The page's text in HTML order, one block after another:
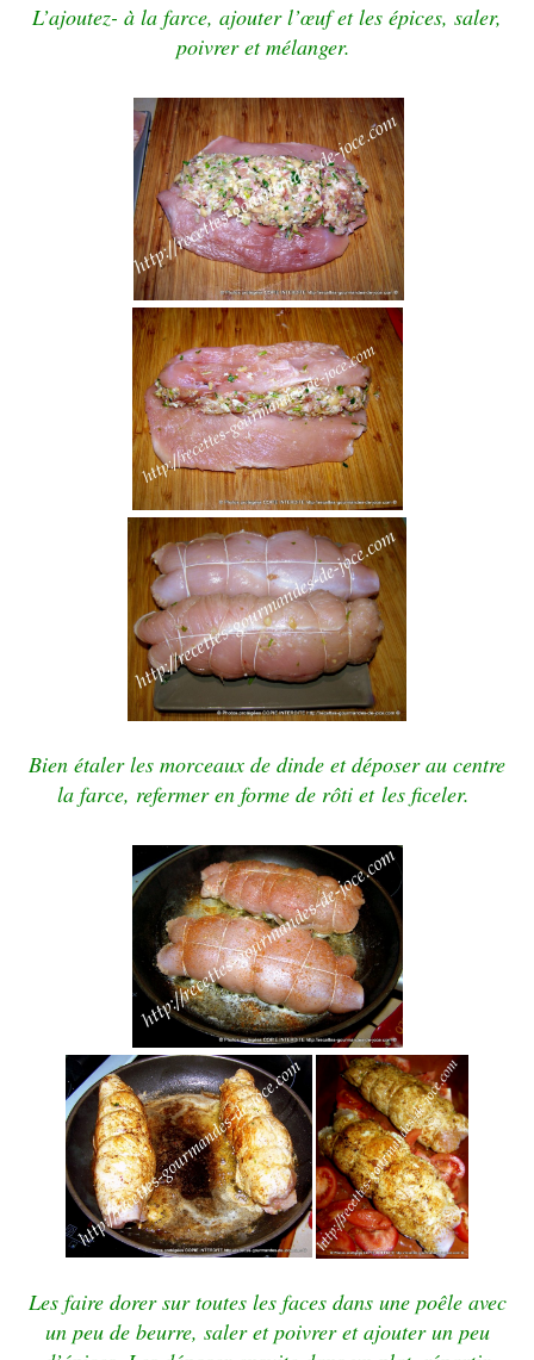
L’ajoutez- à la farce, ajouter l’œuf et les épices, saler,
poivrer et mélanger.
Bien étaler les morceaux de dinde et déposer au centre
la farce, refermer en forme de rôti et les ficeler.
Les faire dorer sur toutes les faces dans une poêle avec
un peu de beurre, saler et poivrer et ajouter un peu